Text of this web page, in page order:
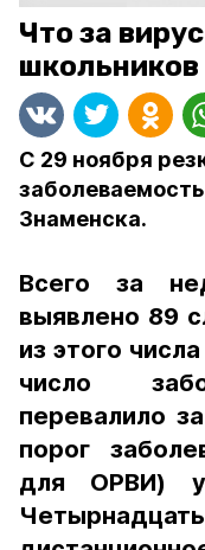
Что за
школьников
С 29 ноября
Знаменска.
Всего за
выявлено 89
из этого
число
перевалило
порог
для ОРВИ)